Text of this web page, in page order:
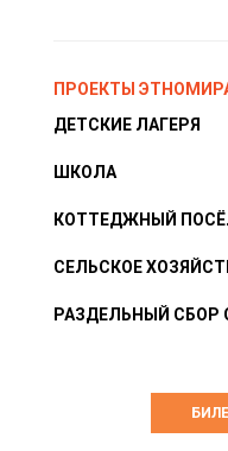
ПРОЕКТЫ
ДЕТСКИЕ ЛАГЕРЯ
ШКОЛА
КОТТЕДЖНЫЙ
СЕЛЬСКОЕ
РАЗДЕЛЬНЫЙ СБОР